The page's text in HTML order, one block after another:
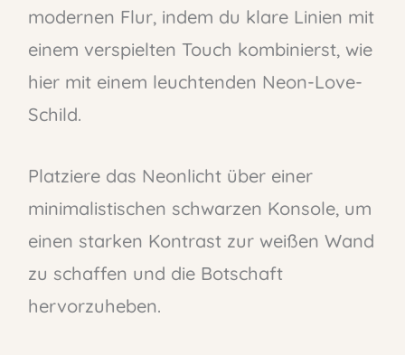
modernen Flur, indem du klare Linien mit
einem verspielten Touch kombinierst, wie
hier mit einem leuchtenden Neon-Love-
Schild.
Platziere das Neonlicht über einer
minimalistischen schwarzen Konsole, um
einen starken Kontrast zur weißen Wand
zu schaffen und die Botschaft
hervorzuheben.